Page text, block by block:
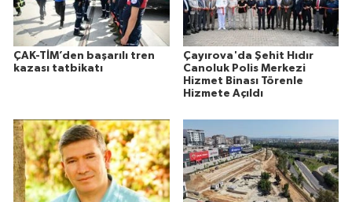
ÇAK-TİM’den başarılı tren
kazası tatbikatı
Çayırova'da Şehit Hıdır
Canoluk Polis Merkezi
Hizmet Binası Törenle
Hizmete Açıldı